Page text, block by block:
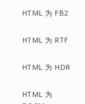
HTML 为 FB2
HTML 为 RTF
HTML 为 HDR
HTML 为